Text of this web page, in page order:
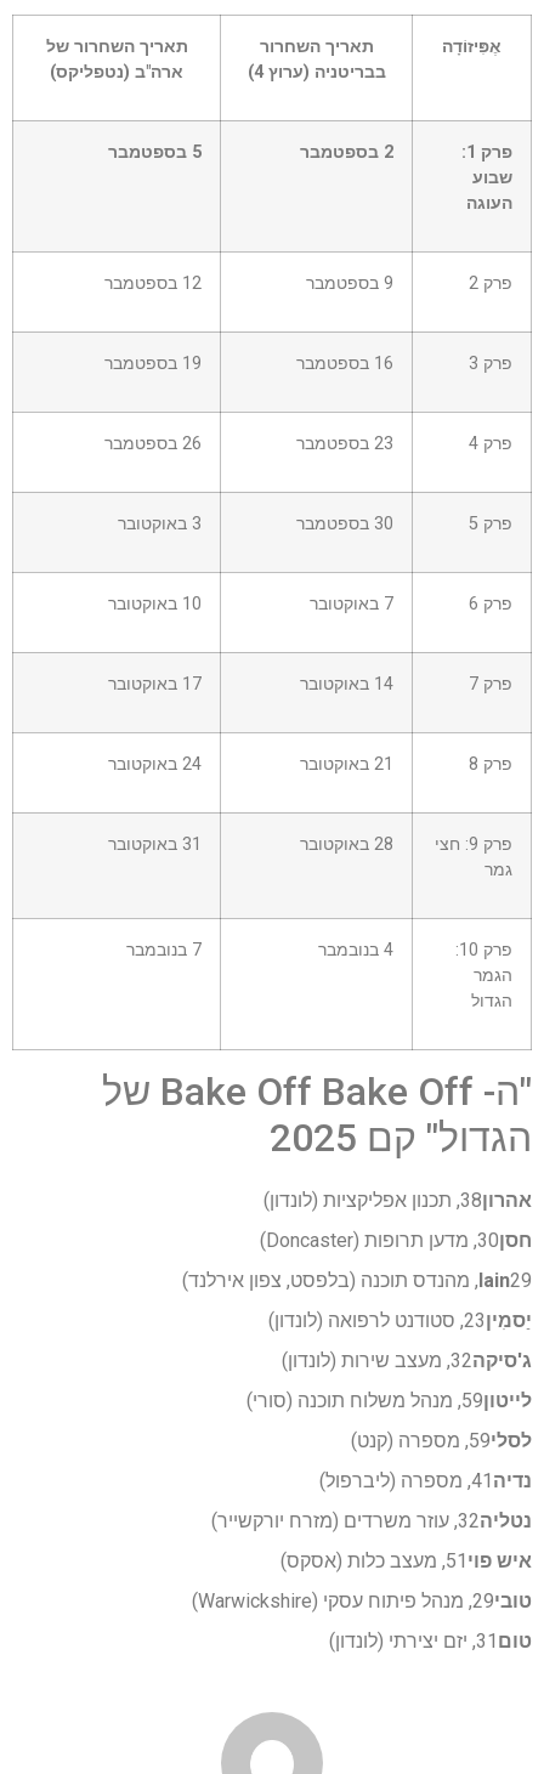
אֶפִּיזוֹדָה
תאריך השחרור
בבריטניה (ערוץ 4)
תאריך השחרור של
ארה"ב (נטפליקס)
פרק 1:
שבוע
העוגה
2 בספטמבר 5 בספטמבר
פרק 2 9 בספטמבר 12 בספטמבר
פרק 3 16 בספטמבר 19 בספטמבר
פרק 4 23 בספטמבר 26 בספטמבר
פרק 5 30 בספטמבר 3 באוקטובר
פרק 6 7 באוקטובר 10 באוקטובר
פרק 7 14 באוקטובר 17 באוקטובר
פרק 8 21 באוקטובר 24 באוקטובר
פרק 9: חצי
גמר
28 באוקטובר 31 באוקטובר
פרק 10:
הגמר
הגדול
4 בנובמבר 7 בנובמבר
"ה- Bake Off Bake Off של
הגדול" קם 2025
אהרון38, תכנון אפליקציות (לונדון)
חסן30, מדען תרופות (Doncaster)
Iain29, מהנדס תוכנה (בלפסט, צפון אירלנד)
יַסמִין23, סטודנט לרפואה (לונדון)
ג'סיקה32, מעצב שירות (לונדון)
לייטון59, מנהל משלוח תוכנה (סורי)
לסלי59, מספרה (קנט)
נדיה 41, מספרה (ליברפול)
נטליה32, עוזר משרדים (מזרח יורקשייר)
איש פוי 51, מעצב כלות (אסקס)
טובי29, מנהל פיתוח עסקי (Warwickshire)
טום 31, יזם יצירתי (לונדון)